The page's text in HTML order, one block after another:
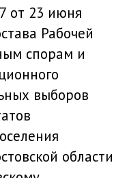
от 23 июня
Рабочей
спорам и
выборов
области